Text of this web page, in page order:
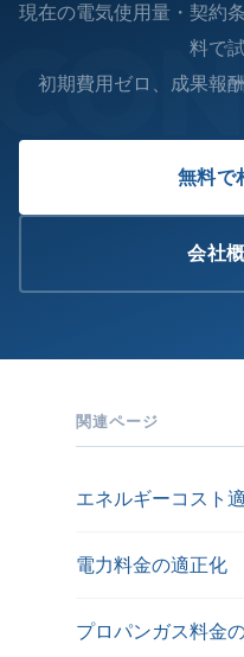
現在の電気使用量・契約
料で
初期費用ゼロ、成果報
無料で
会社
関連ページ
エネルギーコスト
電力料金の適正化
プロパンガス料金